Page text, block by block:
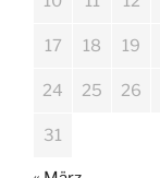
17 18 19
24 25 26
31